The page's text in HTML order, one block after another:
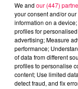
We and our (447)
your consent and/or
information on a
profiles for
advertising; Measure
performance;
of data from different
profiles to personalise
content; Use limited
detect fraud, and fix